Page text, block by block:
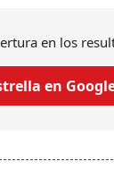
en los
en
al